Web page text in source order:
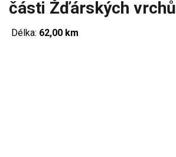
části Žďárských vrchů
Délka: 62,00 km